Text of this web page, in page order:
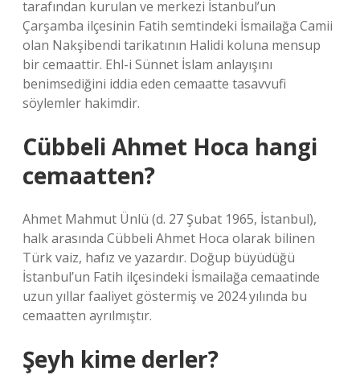
tarafından kurulan ve merkezi İstanbul’un
Çarşamba ilçesinin Fatih semtindeki İsmailağa Camii
olan Nakşibendi tarikatının Halidi koluna mensup
bir cemaattir. Ehl-i Sünnet İslam anlayışını
benimsediğini iddia eden cemaatte tasavvufi
söylemler hakimdir.
Cübbeli Ahmet Hoca hangi
cemaatten?
Ahmet Mahmut Ünlü (d. 27 Şubat 1965, İstanbul),
halk arasında Cübbeli Ahmet Hoca olarak bilinen
Türk vaiz, hafız ve yazardır. Doğup büyüdüğü
İstanbul’un Fatih ilçesindeki İsmailağa cemaatinde
uzun yıllar faaliyet göstermiş ve 2024 yılında bu
cemaatten ayrılmıştır.
Şeyh kime derler?